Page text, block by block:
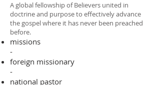
A global fellowship of Believers united in
doctrine and purpose to effectively advance
the gospel where it has never been preached
before.​
missions
-
foreign missionary
-
national pastor